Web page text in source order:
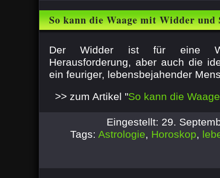
So kann die Waage mit Widder und
Der Widder ist für eine
Herausforderung, aber auch die
ein feuriger, lebensbejahender
>> zum Artikel "So kann die
Eingestellt: 29.
Tags: Astrologie, Horoskop,